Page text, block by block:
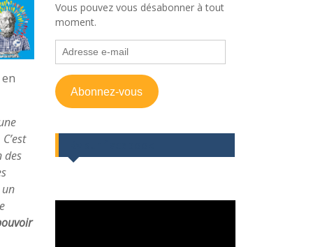
des
Vous pouvez vous désabonner à tout
moment.
Adresse
e-
mail
Abonnez-vous